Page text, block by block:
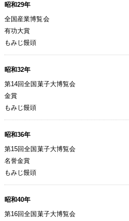
昭和29年
全国産業博覧会
有功大賞
もみじ饅頭
昭和32年
第14回全国菓子大博覧会
金賞
もみじ饅頭
昭和36年
第15回全国菓子大博覧会
名誉金賞
もみじ饅頭
昭和40年
第16回全国菓子大博覧会